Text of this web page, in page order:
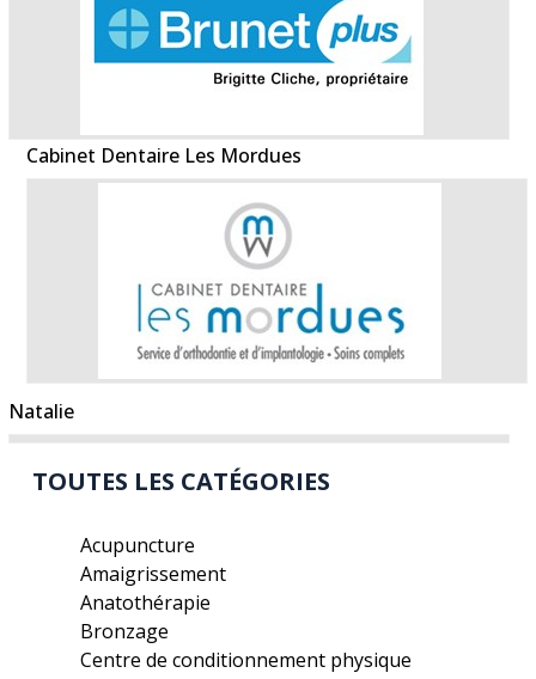
Cabinet Dentaire Les Mordues
Natalie
TOUTES LES CATÉGORIES
Acupuncture
Amaigrissement
Anatothérapie
Bronzage
Centre de conditionnement physique